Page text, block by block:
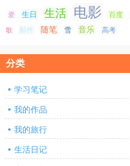
爱 生日 生活 电影 百度
歌 邮件 随笔 雪 音乐 高考
分类
学习笔记
我的作品
我的旅行
生活日记